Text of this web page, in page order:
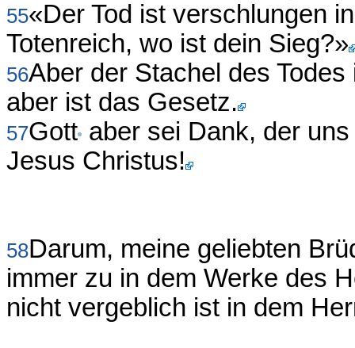
55«Der Tod ist verschlungen
Totenreich, wo ist dein Sieg?»
56Aber der Stachel des
aber ist das Gesetz.
57Gott aber sei Dank, der
Jesus Christus!
58Darum, meine geliebten
immer zu in dem Werke des
nicht vergeblich ist in dem